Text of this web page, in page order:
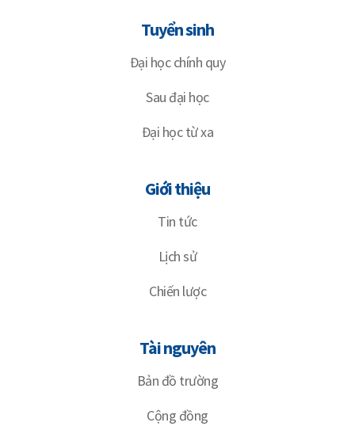
Tuyển sinh
Đại học chính quy
Sau đại học
Đại học từ xa
Giới thiệu
Tin tức
Lịch sử
Chiến lược
Tài nguyên
Bản đồ trường
Cộng đồng